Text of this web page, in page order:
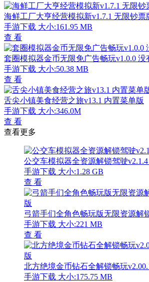
海鲜工厂大亨经营模拟新v1.7.1 无限钞票
手游下载 大小:161.95 MB
查 看
套圈模拟器金币无限免广告畅玩v1.0.0 没
手游下载 大小:50.38 MB
查 看
舌尖小镇美食经营之旅v13.1 内置菜单版
手游下载 大小:346.0M
查 看
查看更多
公交车模拟器全资源解锁驾驶
手游下载 大小:1.28 GB
查 看
弓箭手们全角色畅玩版无限资源解
手游下载 大小:221 MB
查 看
北方绝境金币钻石全解锁畅玩
手游下载 大小:175.75 MB